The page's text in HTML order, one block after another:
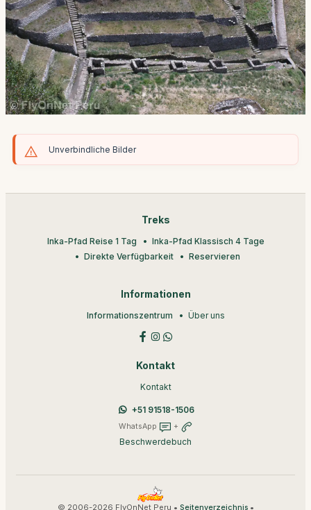
Unverbindliche Bilder
Treks
Inka-Pfad Reise 1 Tag
Inka-Pfad Klassisch 4 Tage
Direkte Verfügbarkeit
Reservieren
Informationen
Informationszentrum Über uns
Kontakt
Kontakt
+51 91518-1506
WhatsApp +
Beschwerdebuch
© 2006-2026 FlyOnNet Peru • Seitenverzeichnis•